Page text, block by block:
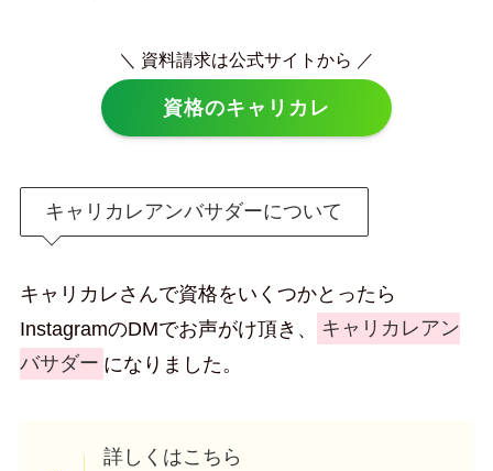
＼ 資料請求は公式サイトから ／
資格のキャリカレ
キャリカレアンバサダーについて
キャリカレさんで資格をいくつかとったら
InstagramのDMでお声がけ頂き、
キャリカレアン
バサダー になりました。
詳しくはこちら